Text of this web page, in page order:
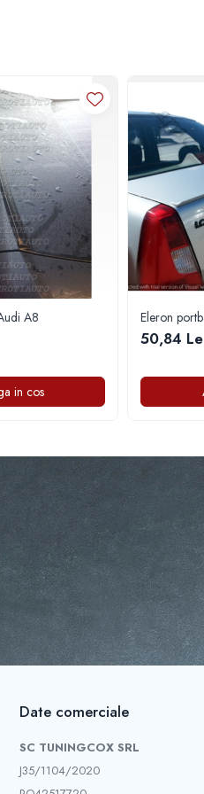
A8
in cos
Eleron
50,84
Date comerciale
SC TUNINGCOX SRL
J35/1104/2020